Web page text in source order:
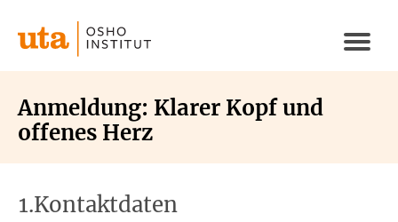
zum
Inhalt
Anmeldung: Klarer Kopf und
offenes Herz
1.Kontaktdaten